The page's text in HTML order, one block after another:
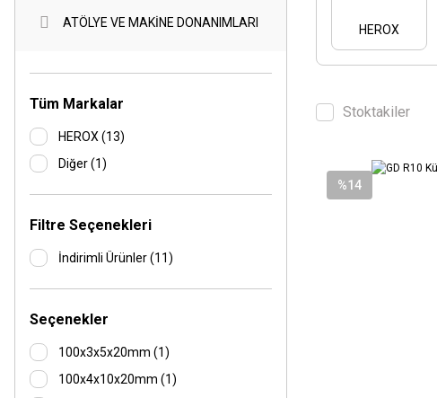
ATÖLYE VE MAKİNE DONANIMLARI
Tüm Markalar
HEROX (13)
Diğer (1)
Filtre Seçenekleri
İndirimli Ürünler (11)
Seçenekler
100x3x5x20mm (1)
100x4x10x20mm (1)
HEROX
Stoktakiler
%14